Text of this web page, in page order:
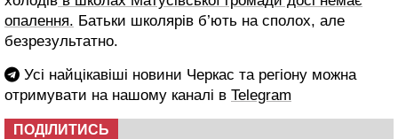
опалення. Батьки школярів б’ють на сполох, але
безрезультатно.
Усі найцікавіші новини Черкас та регіону можна
отримувати на нашому каналі в Telegram
ПОДІЛИТИСЬ